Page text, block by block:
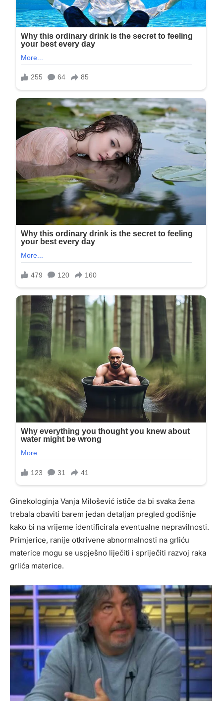
Ginekologinja Vanja Milošević ističe da bi svaka žena
trebala obaviti barem jedan detaljan pregled godišnje
kako bi na vrijeme identificirala eventualne nepravilnosti.
Primjerice, ranije otkrivene abnormalnosti na grliću
materice mogu se uspješno liječiti i spriječiti razvoj raka
grlića materice.